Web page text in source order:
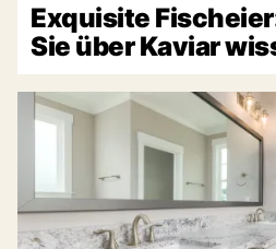
Exquisite
Sie über Kaviar